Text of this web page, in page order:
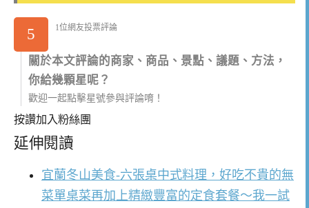
5 1位網友投票評論
關於本文評論的商家、商品、景點、議題、方法，
你給幾顆星呢？
歡迎一起點擊星號參與評論唷！
按讚加入粉絲團
延伸閱讀
宜蘭冬山美食-六張桌中式料理，好吃不貴的無
菜單桌菜再加上精緻豐富的定食套餐～我一試